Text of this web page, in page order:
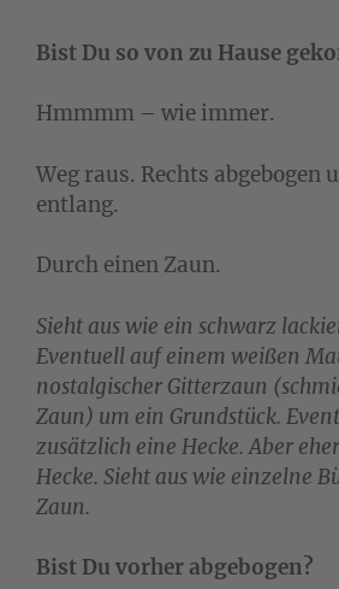
Bist Du so von zu Hause
Hmmmm – wie immer.
Weg raus. Rechts abgebogen
entlang.
Durch einen Zaun.
Sieht aus wie ein schwarz
Eventuell auf einem weißen
nostalgischer Gitterzaun
Zaun) um ein Grundstück.
zusätzlich eine Hecke. Aber
Hecke. Sieht aus wie einzelne
Zaun.
Bist Du vorher abgebogen?